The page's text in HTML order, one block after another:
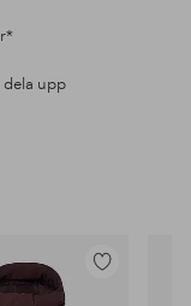
dela upp
Lägg